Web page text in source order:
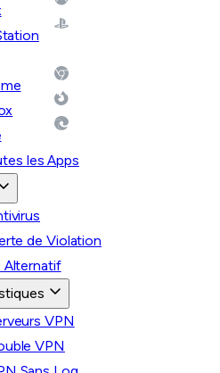
les Apps
de Violation
Alternatif
VPN
VPN